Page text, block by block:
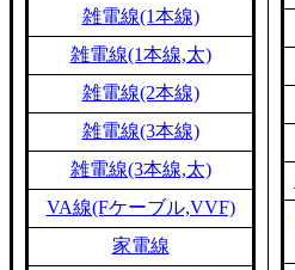
雑電線(1本線)
雑電線(1本線,太)
雑電線(2本線)
雑電線(3本線)
雑電線(3本線,太)
VA線(Fケーブル,VVF)
家電線